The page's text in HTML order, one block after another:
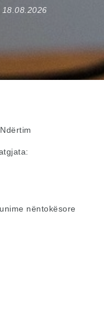
18.08.2026
nëntokësore